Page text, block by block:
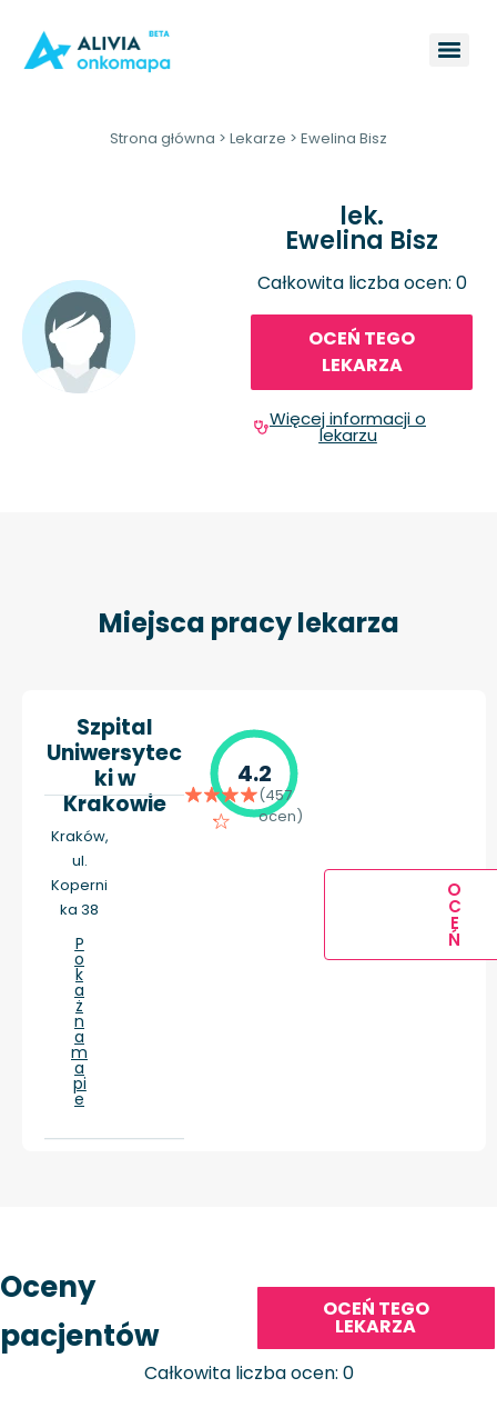
Strona główna > Lekarze > Ewelina Bisz
lek.
Ewelina Bisz
Całkowita liczba ocen: 0
OCEŃ TEGO
LEKARZA
Więcej informacji o
lekarzu
Miejsca pracy lekarza
Szpital
Uniwersytec
ki w
Krakowie
Kraków,
ul.
Koperni
ka 38
P
o
k
a
ż
n
a
m
a
pi
e
4.2
(457
ocen)
O
C
E
Ń
Oceny
pacjentów
OCEŃ TEGO
LEKARZA
Całkowita liczba ocen: 0